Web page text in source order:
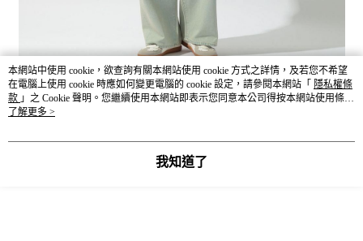
本網站中使用 cookie，欲查詢有關本網站使用 cookie 方式之詳情，及若您不希望
在電腦上使用 cookie 時應如何變更電腦的 cookie 設定，請參閱本網站「 隱私權條
款 」之 Cookie 聲明。您繼續使用本網站即表示您同意本公司得按本網站使用條款
之 Cookie 聲明使用 cookie。
了解更多 >
我知道了